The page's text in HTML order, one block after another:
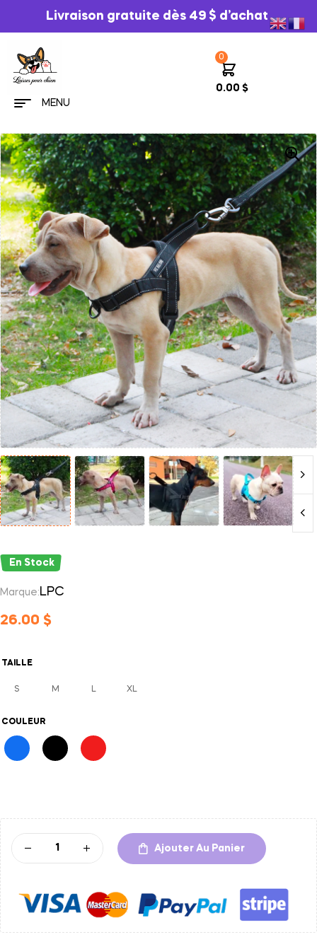
Livraison gratuite dès 49 $ d’achat
MENU
0
0.00$
En Stock
Marque: LPC
26.00 $
TAILLE
S M L XL
COULEUR
Ajouter Au Panier
l
t
e
r
n
a